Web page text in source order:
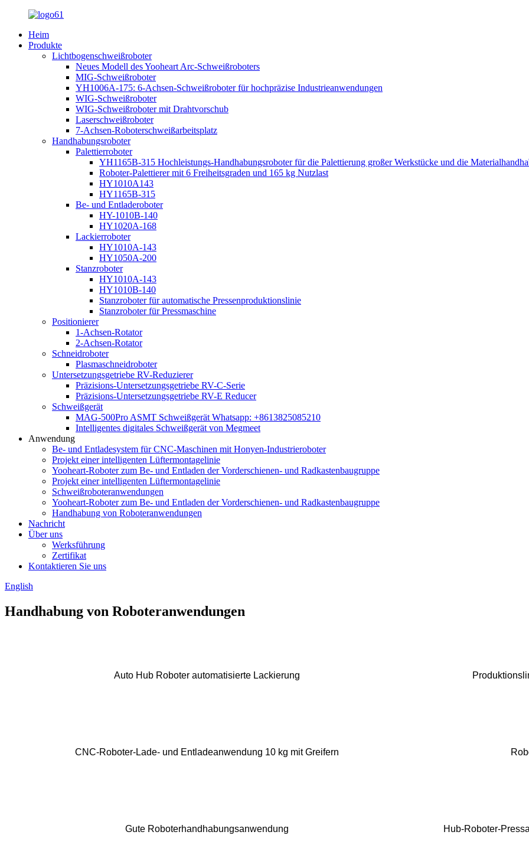
Heim
Produkte
Lichtbogenschweißroboter
Neues Modell des Yooheart Arc-Schweißroboters
MIG-Schweißroboter
YH1006A-175: 6-Achsen-Schweißroboter für hochpräzise Industrieanwendungen
WIG-Schweißroboter
WIG-Schweißroboter mit Drahtvorschub
Laserschweißroboter
7-Achsen-Roboterschweißarbeitsplatz
Handhabungsroboter
Palettierroboter
YH1165B-315 Hochleistungs-Handhabungsroboter für die Palettierung großer Werkstücke und die
Roboter-Palettierer mit 6 Freiheitsgraden und 165 kg Nutzlast
HY1010A143
HY1165B-315
Be- und Entladeroboter
HY-1010B-140
HY1020A-168
Lackierroboter
HY1010A-143
HY1050A-200
Stanzroboter
HY1010A-143
HY1010B-140
Stanzroboter für automatische Pressenproduktionslinie
Stanzroboter für Pressmaschine
Positionierer
1-Achsen-Rotator
2-Achsen-Rotator
Schneidroboter
Plasmaschneidroboter
Untersetzungsgetriebe RV-Reduzierer
Präzisions-Untersetzungsgetriebe RV-C-Serie
Präzisions-Untersetzungsgetriebe RV-E Reducer
Schweißgerät
MAG-500Pro ASMT Schweißgerät Whatsapp: +8613825085210
Intelligentes digitales Schweißgerät von Megmeet
Anwendung
Be- und Entladesystem für CNC-Maschinen mit Honyen-Industrieroboter
Projekt einer intelligenten Lüftermontagelinie
Yooheart-Roboter zum Be- und Entladen der Vorderschienen- und Radkastenbaugruppe
Projekt einer intelligenten Lüftermontagelinie
Schweißroboteranwendungen
Yooheart-Roboter zum Be- und Entladen der Vorderschienen- und Radkastenbaugruppe
Handhabung von Roboteranwendungen
Nachricht
Über uns
Werksführung
Zertifikat
Kontaktieren Sie uns
English
Handhabung von Roboteranwendungen
Auto Hub Roboter automatisierte Lackierung
CNC-Roboter-Lade- und Entladeanwendung 10 kg mit Greifern
Gute Roboterhandhabungsanwendung Hub-Roboter-